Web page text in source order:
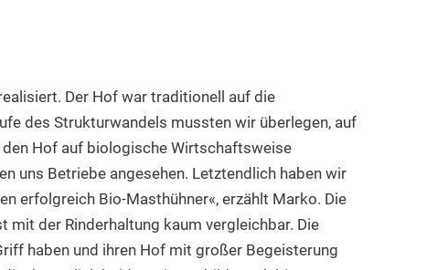
Der Hof war traditionell auf die
des Strukturwandels mussten wir überlegen, auf
Hof auf biologische Wirtschaftsweise
uns Betriebe angesehen. Letztendlich haben wir
erfolgreich Bio-Masthühner«, erzählt Marko. Die
mit der Rinderhaltung kaum vergleichbar. Die
haben und ihren Hof mit großer Begeisterung